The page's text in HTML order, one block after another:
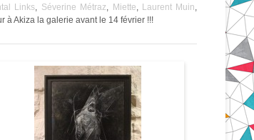
Links, Séverine Métraz, Miette, Laurent Muin,
à Akiza la galerie avant le 14 février !!!